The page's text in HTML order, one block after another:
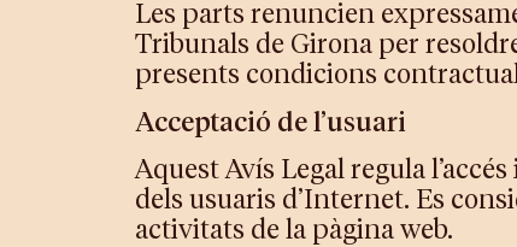
Les parts renuncien
Tribunals de Girona per
presents condicions
Acceptació de l’usuari
Aquest Avís Legal regula
dels usuaris d’Internet. Es
activitats de la pàgina web.